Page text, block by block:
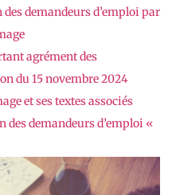
demandeurs d’emploi par
agrément des
du 15 novembre 2024
et ses textes associés
demandeurs d’emploi «